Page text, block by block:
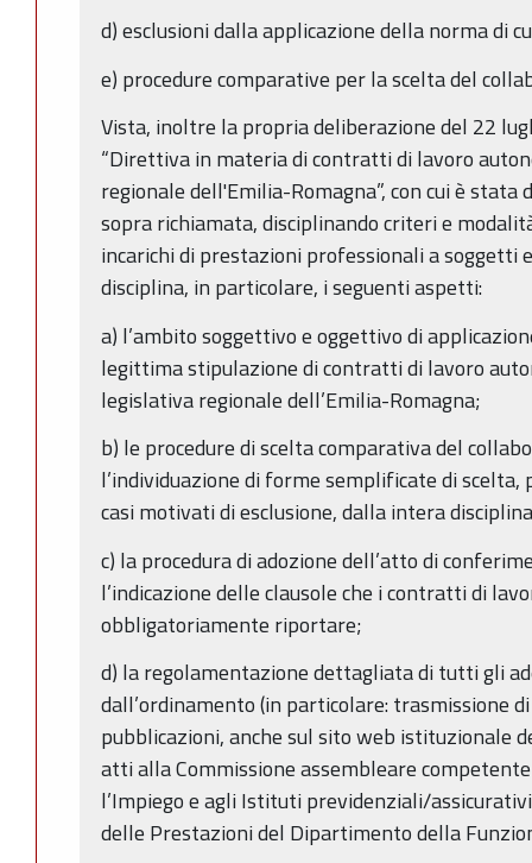
d) esclusioni dalla applicazione della norma di
e) procedure comparative per la scelta del
Vista, inoltre la propria deliberazione del 22
“Direttiva in materia di contratti di lavoro
regionale dell'Emilia-Romagna”, con cui è
sopra richiamata, disciplinando criteri e
incarichi di prestazioni professionali a
disciplina, in particolare, i seguenti aspetti:
a) l’ambito soggettivo e oggettivo di
legittima stipulazione di contratti di lavoro
legislativa regionale dell’Emilia-Romagna;
b) le procedure di scelta comparativa del
l’individuazione di forme semplificate di
casi motivati di esclusione, dalla intera
c) la procedura di adozione dell’atto di
l’indicazione delle clausole che i contratti di
obbligatoriamente riportare;
d) la regolamentazione dettagliata di tutti gli
dall’ordinamento (in particolare: trasmissione
pubblicazioni, anche sul sito web istituzionale
atti alla Commissione assembleare
l’Impiego e agli Istituti previdenziali/
delle Prestazioni del Dipartimento della